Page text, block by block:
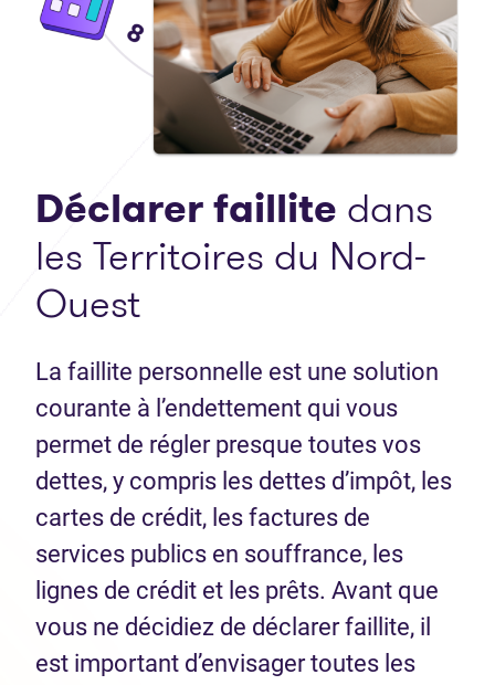
Déclarer faillite dans
les Territoires du Nord-
Ouest
La faillite personnelle est une solution
courante à l’endettement qui vous
permet de régler presque toutes vos
dettes, y compris les dettes d’impôt, les
cartes de crédit, les factures de
services publics en souffrance, les
lignes de crédit et les prêts. Avant que
vous ne décidiez de déclarer faillite, il
est important d’envisager toutes les